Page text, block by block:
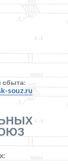
сбыта:
souz.ru